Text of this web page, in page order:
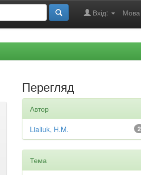
Мова
Вхід:
Перегляд
Автор
2
Lialiuk, H.M.
Тема